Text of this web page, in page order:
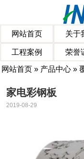
网站首页 关于
工程案例 荣誉
网站首页 » 产品中心 »
家电彩钢板
2019-08-29